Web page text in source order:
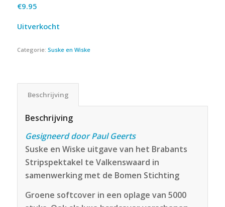
€9.95
Uitverkocht
Categorie: Suske en Wiske
Beschrijving
Beschrijving
Gesigneerd door Paul Geerts
Suske en Wiske uitgave van het Brabants
Stripspektakel te Valkenswaard in
samenwerking met de Bomen Stichting
Groene softcover in een oplage van 5000